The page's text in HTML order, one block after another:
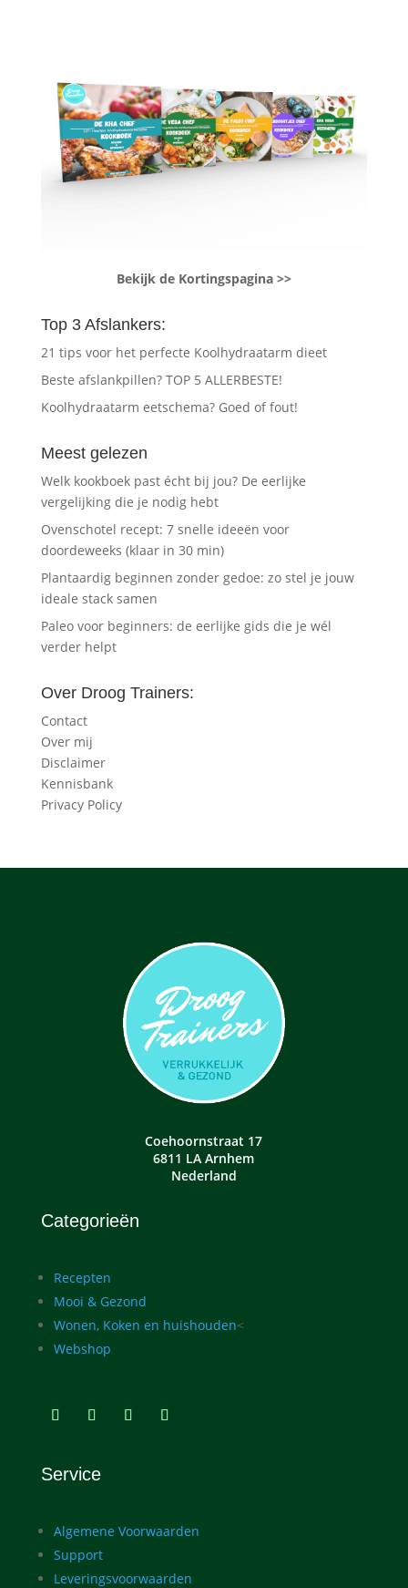
Bekijk de Kortingspagina >>
Top 3 Afslankers:
21 tips voor het perfecte Koolhydraatarm dieet
Beste afslankpillen? TOP 5 ALLERBESTE!
Koolhydraatarm eetschema? Goed of fout!
Meest gelezen
Welk kookboek past écht bij jou? De eerlijke
vergelijking die je nodig hebt
Ovenschotel recept: 7 snelle ideeën voor
doordeweeks (klaar in 30 min)
Plantaardig beginnen zonder gedoe: zo stel je jouw
ideale stack samen
Paleo voor beginners: de eerlijke gids die je wél
verder helpt
Over Droog Trainers:
Contact
Over mij
Disclaimer
Kennisbank
Privacy Policy
Coehoornstraat 17
6811 LA Arnhem
Nederland
Categorieën
Recepten
Mooi & Gezond
Wonen, Koken en huishouden<
Webshop
Service
Algemene Voorwaarden
Support
Leveringsvoorwaarden